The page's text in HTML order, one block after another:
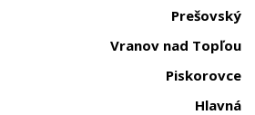
Prešovský
Vranov nad Topľou
Piskorovce
Hlavná